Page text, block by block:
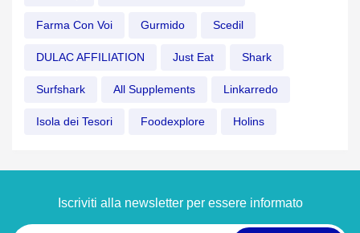
Farma Con Voi Gurmido Scedil
DULAC AFFILIATION Just Eat Shark
Surfshark All Supplements Linkarredo
Isola dei Tesori Foodexplore Holins
Iscriviti alla newsletter per essere informato